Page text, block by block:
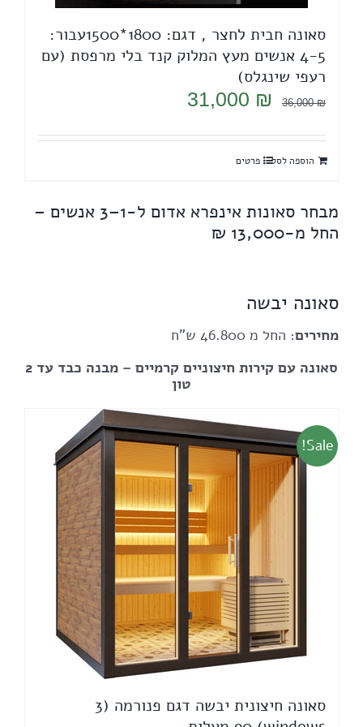
סאונה חבית לחצר , דגם: 1800*1500עבור:
4-5 אנשים מעץ המלוק קנד בלי מרפסת (עם
רעפי שינגלס)
36,000₪
המחיר
היה:
36,000 ₪.
31,000 ₪
המחיר
הוא:
הוספה לסל פרטים
מבחר סאונות אינפרא אדום
ל-1–3 אנשים –
החל מ-13,000 ₪
סאונה יבשה
מחירים: החל מ 46.800 ש"ח
סאונה עם קירות חיצוניים קרמיים – מבנה כבד עד 2
טון
Sale!
סאונה חיצונית יבשה דגם פנורמה (3